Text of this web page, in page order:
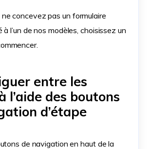
concevez pas un formulaire
l’un de nos modèles, choisissez un
entre les
l’aide des boutons
d’étape
de navigation en haut de la